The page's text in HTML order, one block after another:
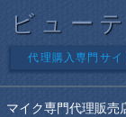
ビュー
代理購入専門サイ
マイク専門代理販売